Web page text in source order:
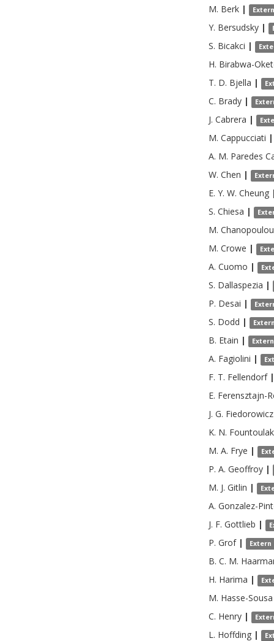
M. Berk |
Y. Bersudsky |
S. Bicakci |
H. Birabwa-
T. D. Bjella |
C. Brady |
J. Cabrera |
M. Cappucciati |
A. M. Paredes
W. Chen |
E. Y. W. Cheung
S. Chiesa |
M. Chanopoulou
M. Crowe |
A. Cuomo |
S. Dallaspezia |
P. Desai |
S. Dodd |
B. Etain | Extern
A. Fagiolini |
F. T. Fellendorf |
E. Ferensztajn-
J. G. Fiedorowicz
K. N.
M. A. Frye |
P. A. Geoffroy |
M. J. Gitlin |
A. Gonzalez-
J. F. Gottlieb |
P. Grof | Extern
B. C. M.
H. Harima |
M. Hasse-Sousa
C. Henry |
L. Hoffding |